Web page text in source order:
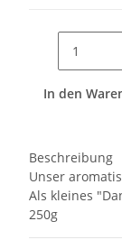
In den
Beschreibung
Unser
Als kleines
250g